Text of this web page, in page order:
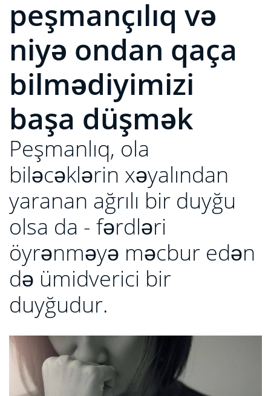
peşmançılıq və
niyə ondan qaça
bilmədiyimizi
başa düşmək
Peşmanlıq, ola
biləcəklərin xəyalından
yaranan ağrılı bir duyğu
olsa da - fərdləri
öyrənməyə məcbur edən
də ümidverici bir
duyğudur.